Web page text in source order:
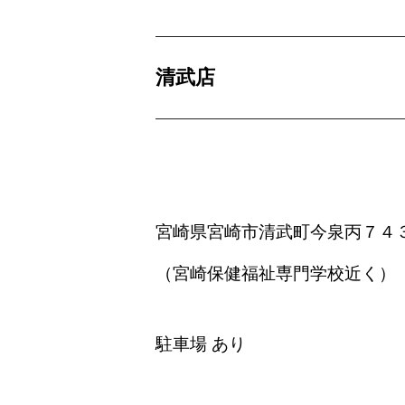
清武店
宮崎県宮崎市清武町今泉丙７４
（宮崎保健福祉専門学校近く）
駐車場 あり